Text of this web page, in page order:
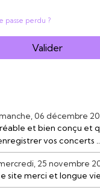
passe perdu ?
Valider
06 décembre
et bien conçu et
vos concerts
25 novembre
site merci et longue